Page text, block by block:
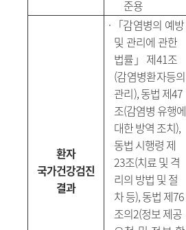
준용
환자
국가건강검진
결과
· 「감염병의 예방
및 관리에 관한
법률 」 제41조
(감염병환자등의
관리),동법 제47
조(감염병 유행에
대한 방역 조치),
동법 시행령 제
23조(치료 및 격
리의 방법 및 절
차 등),동법 제76
조의2(정보 제공